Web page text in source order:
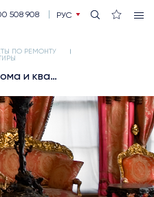
508 908
РУС
ПО РЕМОНТУ
Стиль ампир в интерьере дома и квартиры